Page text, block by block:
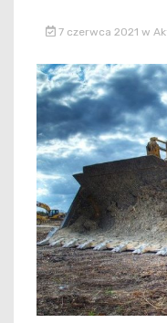
7 czerwca 2021 w